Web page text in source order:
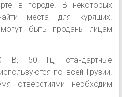
в городе. В некоторых
места для курящих.
быть проданы лицам
В, 50 Гц, стандартные
по всей Грузии.
отверстиями необходим